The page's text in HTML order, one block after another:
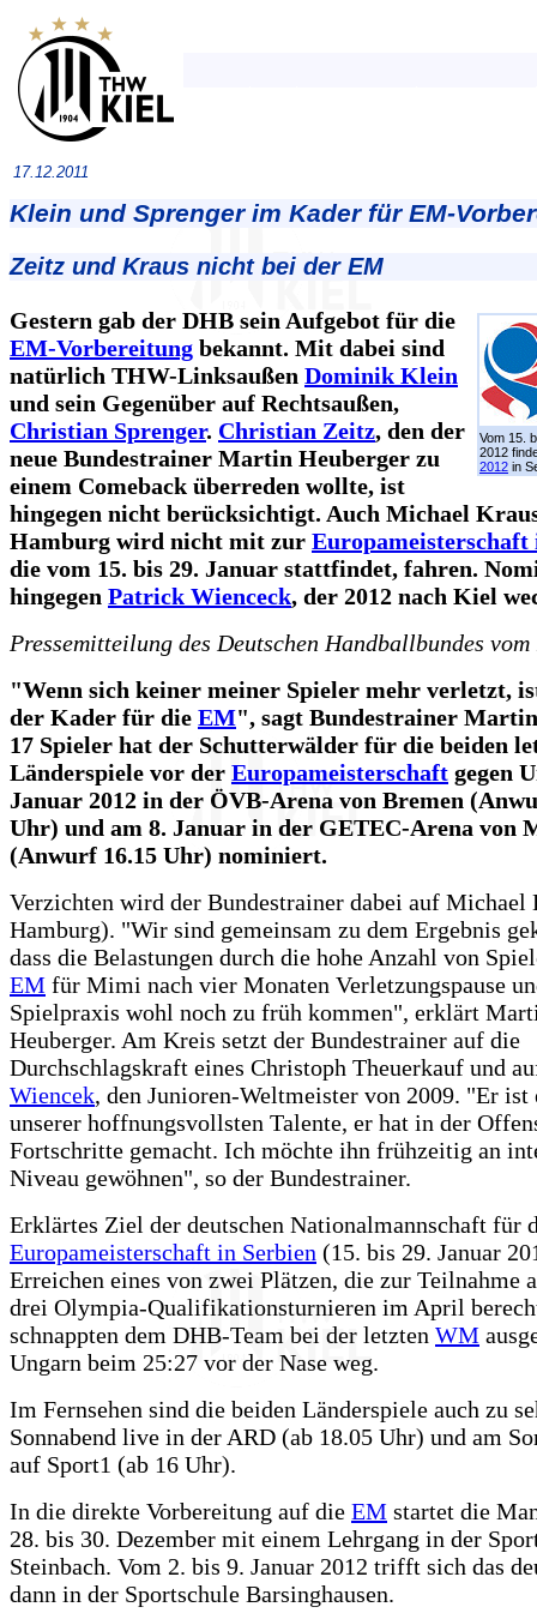
17.12.2011
Klein und Sprenger im Kader für EM-
Zeitz und Kraus nicht bei der EM
Vom 15.
2012
2012 in
Gestern gab der DHB sein Aufgebot für die
EM-Vorbereitung bekannt. Mit dabei sind
natürlich THW-Linksaußen Dominik Klein
und sein Gegenüber auf Rechtsaußen,
Christian Sprenger. Christian Zeitz, den der
neue Bundestrainer Martin Heuberger zu
einem Comeback überreden wollte, ist
hingegen nicht berücksichtigt. Auch Michael
Hamburg wird nicht mit zur Europameisterschaft
die vom 15. bis 29. Januar stattfindet, fahren.
hingegen Patrick Wienceck, der 2012 nach Kiel
Pressemitteilung des Deutschen Handballbundes
"Wenn sich keiner meiner Spieler mehr verletzt,
der Kader für die EM", sagt Bundestrainer
17 Spieler hat der Schutterwälder für die beiden
Länderspiele vor der Europameisterschaft gegen
Januar 2012 in der ÖVB-Arena von Bremen
Uhr) und am 8. Januar in der GETEC-Arena von
(Anwurf 16.15 Uhr) nominiert.
Verzichten wird der Bundestrainer dabei auf Michael
Hamburg). "Wir sind gemeinsam zu dem Ergebnis
dass die Belastungen durch die hohe Anzahl von
EM für Mimi nach vier Monaten Verletzungspause
Spielpraxis wohl noch zu früh kommen", erklärt
Heuberger. Am Kreis setzt der Bundestrainer auf die
Durchschlagskraft eines Christoph Theuerkauf und
Wiencek, den Junioren-Weltmeister von 2009. "Er ist
unserer hoffnungsvollsten Talente, er hat in der
Fortschritte gemacht. Ich möchte ihn frühzeitig an
Niveau gewöhnen", so der Bundestrainer.
Erklärtes Ziel der deutschen Nationalmannschaft für
Europameisterschaft in Serbien (15. bis 29. Januar
Erreichen eines von zwei Plätzen, die zur Teilnahme
drei Olympia-Qualifikationsturnieren im April
schnappten dem DHB-Team bei der letzten WM
Ungarn beim 25:27 vor der Nase weg.
Im Fernsehen sind die beiden Länderspiele auch zu
Sonnabend live in der ARD (ab 18.05 Uhr) und am
auf Sport1 (ab 16 Uhr).
In die direkte Vorbereitung auf die EM startet die
28. bis 30. Dezember mit einem Lehrgang in der
Steinbach. Vom 2. bis 9. Januar 2012 trifft sich das
dann in der Sportschule Barsinghausen.